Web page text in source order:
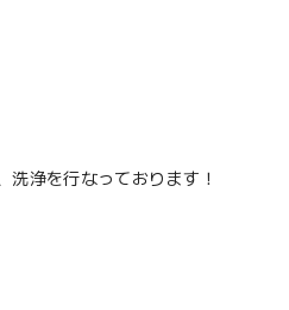
洗浄を行なっております！